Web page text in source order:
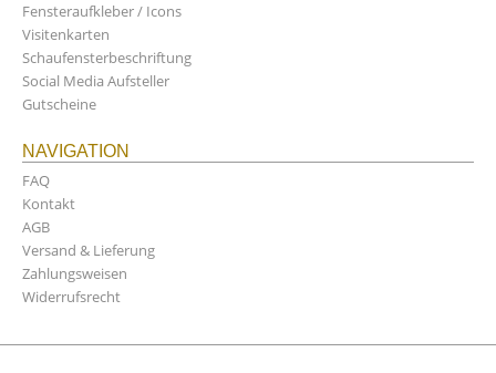
Fensteraufkleber / Icons
Visitenkarten
Schaufensterbeschriftung
Social Media Aufsteller
Gutscheine
NAVIGATION
FAQ
Kontakt
AGB
Versand & Lieferung
Zahlungsweisen
Widerrufsrecht